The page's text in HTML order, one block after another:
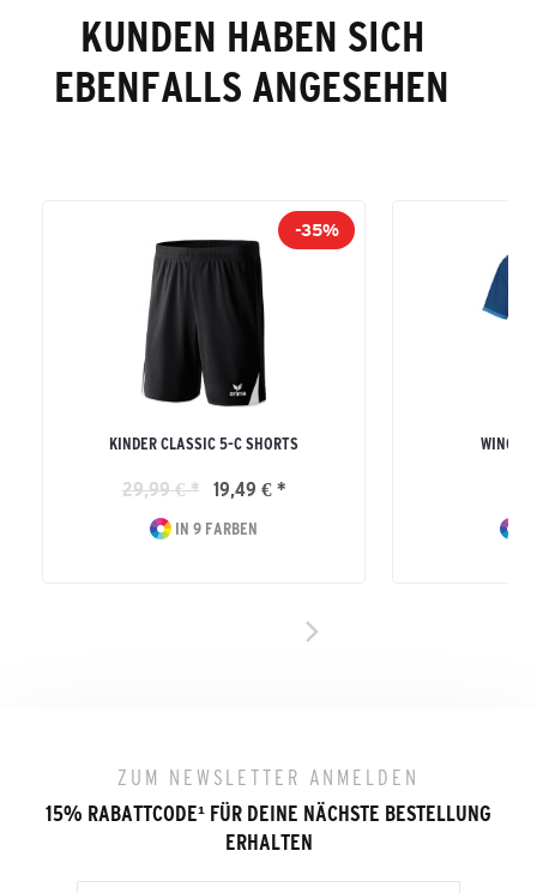
KUNDEN HABEN SICH
EBENFALLS ANGESEHEN
-35%
KINDER CLASSIC 5-C SHORTS
29,99 € * 19,49 € *
IN 9 FARBEN
WINGS
ZUM NEWSLETTER ANMELDEN
15% RABATTCODE¹ FÜR DEINE NÄCHSTE BESTELLUNG
ERHALTEN